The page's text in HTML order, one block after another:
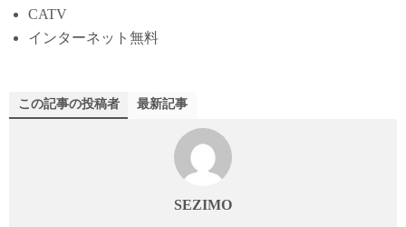
CATV
インターネット無料
この記事の投稿者 最新記事
SEZIMO